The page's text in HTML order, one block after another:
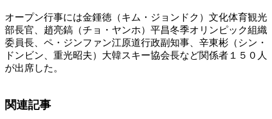
オープン行事には金鍾徳（キム・ジョンドク）文化体育観光
部長官、趙亮鎬（チョ・ヤンホ）平昌冬季オリンピック組織
委員長、ペ・ジンファン江原道行政副知事、辛東彬（シン・
ドンビン、重光昭夫）大韓スキー協会長など関係者１５０人
が出席した。
関連記事